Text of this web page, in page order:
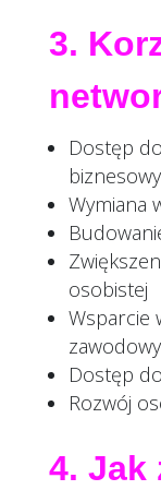
3.
Dostęp
Wymiana
osobistej
Wsparcie
Dostęp
Rozwój
4. Jak